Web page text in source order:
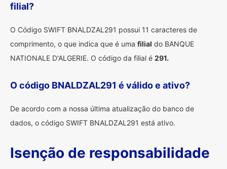
filial?
O Código SWIFT BNALDZAL291 possui 11 caracteres de
comprimento, o que indica que é uma filial do BANQUE
NATIONALE D'ALGERIE. O código da filial é 291.
O código BNALDZAL291 é válido e ativo?
De acordo com a nossa última atualização do banco de
dados, o código SWIFT BNALDZAL291 está ativo.
Isenção de responsabilidade